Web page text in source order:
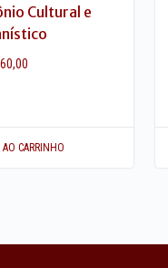
Cultural e
60,00
CARRINHO